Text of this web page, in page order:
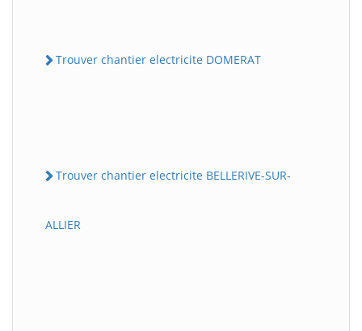
Trouver chantier electricite DOMERAT
Trouver chantier electricite BELLERIVE-SUR-
ALLIER